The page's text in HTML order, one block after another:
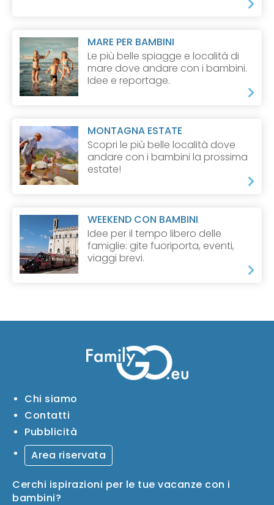
MARE PER BAMBINI
Le più belle spiagge e località di
mare dove andare con i bambini.
Idee e reportage.
MONTAGNA ESTATE
Scopri le più belle località dove
andare con i bambini la prossima
estate!
WEEKEND CON BAMBINI
Idee per il tempo libero delle
famiglie: gite fuoriporta, eventi,
viaggi brevi.
Chi siamo
Contatti
Pubblicità
Area riservata
Cerchi ispirazioni per le tue vacanze con i
bambini?